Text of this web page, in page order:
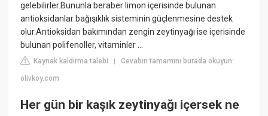
gelebilirler.Bununla beraber limon içerisinde bulunan
antioksidanlar bağışıklık sisteminin güçlenmesine destek
olur.Antioksidan bakımından zengin zeytinyağı ise içerisinde
bulunan polifenoller, vitaminler ...
Kaynak kaldırma talebi |Cevabın tamamını burada okuyun:
olivkoy.com
Her gün bir kaşık zeytinyağı içersek ne